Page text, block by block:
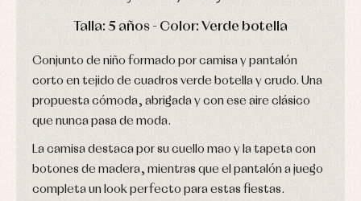
DÍAS HORAS MIN SEG
Talla: 5 años - Color: Verde botella
Conjunto de niño formado por camisa y pantalón
corto en tejido de cuadros verde botella y crudo. Una
propuesta cómoda, abrigada y con ese aire clásico
que nunca pasa de moda.
La camisa destaca por su cuello mao y la tapeta con
botones de madera, mientras que el pantalón a juego
completa un look perfecto para estas fiestas.
bodys,
y
de
abrigo
de
Ropa
interior
Vestidos